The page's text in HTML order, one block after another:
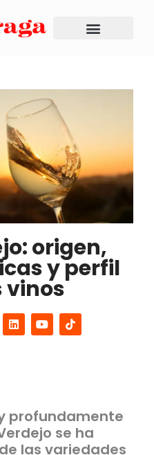
origen,
y perfil
vinos
profundamente
se ha
las variedades